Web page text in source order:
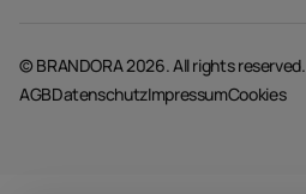
© BRANDORA 2026. All rights reserved.
AGBDatenschutzImpressumCookies